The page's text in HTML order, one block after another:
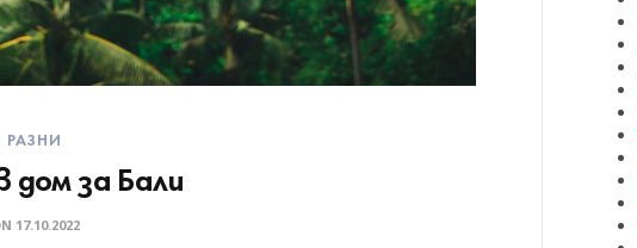
РАЗНИ
дом за Бали
17.10.2022